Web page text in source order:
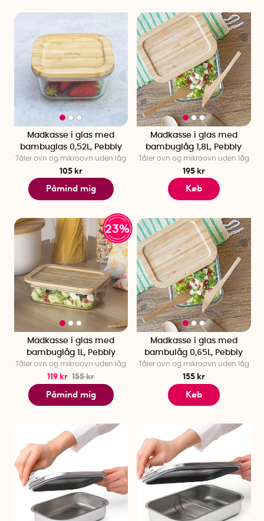
Madkasse i glas med
bambuglas 0,52L, Pebbly
Tåler ovn og mikroovn uden låg
105 kr
Påmind mig
Madkasse i glas med
bambuglåg 1,8L, Pebbly
Tåler ovn og mikroovn uden låg
195 kr
Køb
23%
Madkasse i glas med
bambuglåg 1L, Pebbly
Tåler ovn og mikroovn uden låg
119 kr 155 kr
Påmind mig
Madkasse i glas med
bambulåg 0,65L, Pebbly
Tåler ovn og mikroovn uden låg
155 kr
Køb